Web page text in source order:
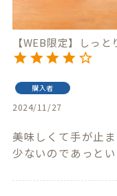
【WEB限定】しっ
購入者
2024/11/27
美味しくて手が止
少ないのであっと